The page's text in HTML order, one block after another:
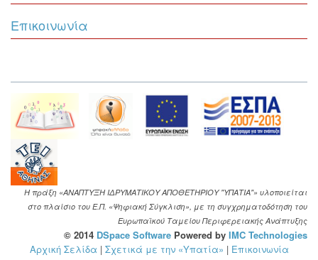
Επικοινωνία
Η πράξη «ΑΝΑΠΤΥΞΗ ΙΔΡΥΜΑΤΙΚΟΥ ΑΠΟΘΕΤΗΡΙΟΥ "ΥΠΑΤΙΑ"» υλοποιείται
στο πλαίσιο του Ε.Π. «Ψηφιακή Σύγκλιση», με τη συγχρηματοδότηση του
Ευρωπαϊκού Ταμείου Περιφερειακής Ανάπτυξης
© 2014 DSpace Software Powered by IMC Technologies
Αρχική Σελίδα | Σχετικά με την «Υπατία» | Επικοινωνία